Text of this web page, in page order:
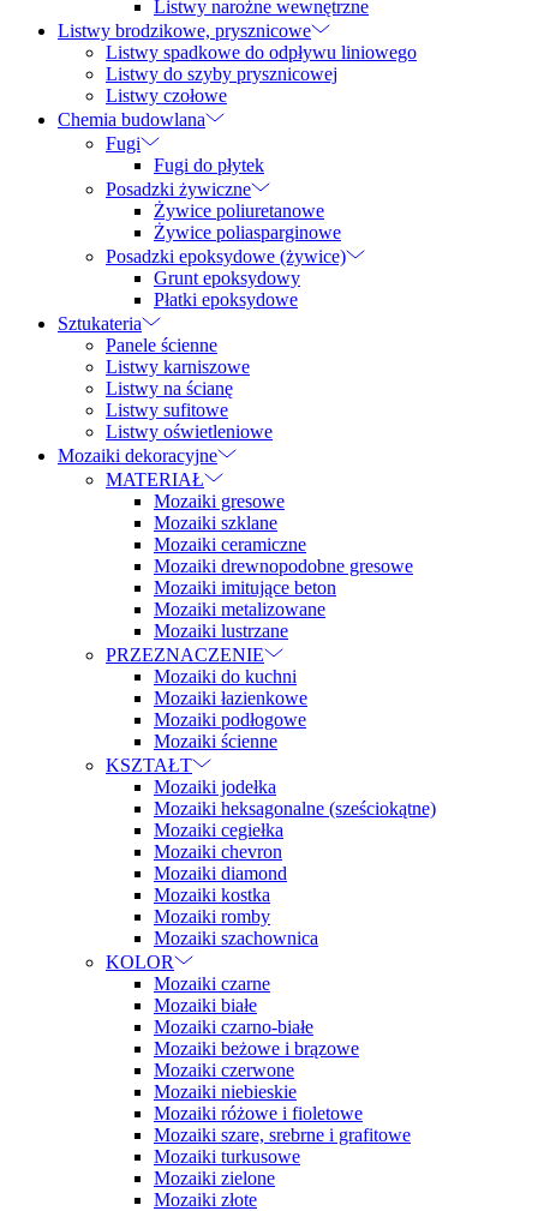
Listwy narożne wewnętrzne
Listwy brodzikowe, prysznicowe
Listwy spadkowe do odpływu liniowego
Listwy do szyby prysznicowej
Listwy czołowe
Chemia budowlana
Fugi
Fugi do płytek
Posadzki żywiczne
Żywice poliuretanowe
Żywice poliasparginowe
Posadzki epoksydowe (żywice)
Grunt epoksydowy
Płatki epoksydowe
Sztukateria
Panele ścienne
Listwy karniszowe
Listwy na ścianę
Listwy sufitowe
Listwy oświetleniowe
Mozaiki dekoracyjne
MATERIAŁ
Mozaiki gresowe
Mozaiki szklane
Mozaiki ceramiczne
Mozaiki drewnopodobne gresowe
Mozaiki imitujące beton
Mozaiki metalizowane
Mozaiki lustrzane
PRZEZNACZENIE
Mozaiki do kuchni
Mozaiki łazienkowe
Mozaiki podłogowe
Mozaiki ścienne
KSZTAŁT
Mozaiki jodełka
Mozaiki heksagonalne (sześciokątne)
Mozaiki cegiełka
Mozaiki chevron
Mozaiki diamond
Mozaiki kostka
Mozaiki romby
Mozaiki szachownica
KOLOR
Mozaiki czarne
Mozaiki białe
Mozaiki czarno-białe
Mozaiki beżowe i brązowe
Mozaiki czerwone
Mozaiki niebieskie
Mozaiki różowe i fioletowe
Mozaiki szare, srebrne i grafitowe
Mozaiki turkusowe
Mozaiki zielone
Mozaiki złote